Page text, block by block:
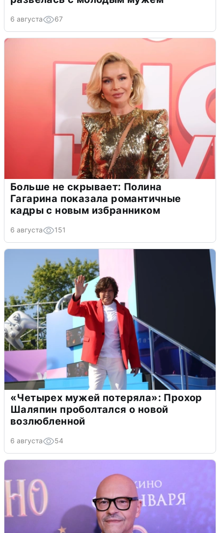
6 августа 67
Больше не скрывает: Полина
Гагарина показала романтичные
кадры с новым избранником
6 августа 151
«Четырех мужей потеряла»: Прохор
Шаляпин проболтался о новой
возлюбленной
6 августа 54